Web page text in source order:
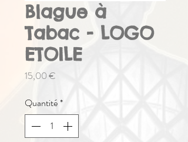
Blague à
Tabac - LOGO
ETOILE
15,00 €
Quantité*